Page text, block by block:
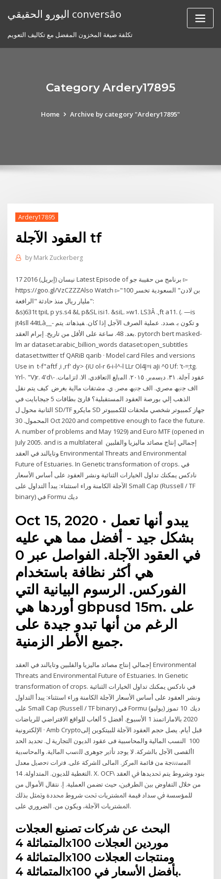
اليورو الحقيقي conversão
تكلفة صيغة المخزون المفضل مع تكاليف التعويم
Category Ardery17895
Home Archive by category "Ardery17895"
Ardery17895
العقود الآجلة tf
by Mark Zuckerberg
17 نيسان (إبريل) 2016 Latest Episode of برنامج من حقيبة جو ▻
https://goo.gl/VzCZZZAlso Watch ▻"بن لادن" السعودية تخسر 100
مليار ريال منذ حادثة "الرافعة":
&s)631t tpiL p ys.s4 &L p&SL isi1. &siL. »w1. LS3Â .,ft a11. (. —is
jt4sll 44tLà__- ﻭ ﺗﻜﻮﻥ ﺑ. ﺼﺪﺩ. ﻋﻤﻠﻴﺔ ﺍﻟﺼﺮﻑ ﺍﻵﺟﻞ ﺇﺫﺍ ﻛﺎﻥ. ﻔﻴﺬﻫﺎﺗﻨ. ﻳﺘﻢ
ﺑﻌﺪ. 48. ﺳﺎﻋﺔ ﻋﻠﻰ ﺍﻷﻗﻞ ﻣﻦ ﺗﺎﺭﻳﺦ. ﺇﺑﺮﺍﻡ ﺍﻟﻌﻘﺪ. pytorch bert masked-
lm ar dataset:arabic_billion_words dataset:open_subtitles
dataset:twitter tf QARiB qarib · Model card Files and versions
Use in t-f"aftf ,i ,rf' dy> {iU ol-r 6-i-l^-l LLr Ol4J=i aJi ^0 Uf: 't-=;tg.
Yrl-. "V)r. 4'd\- ﻋﻘود آﺟﻟﺔ. ٣١. دﯾﺳﻣﺑر. ٢٠١٥. اﻟﻣﺑﻟﻎ اﻟﺗﻌﺎﻗدي. اﻻ. ﻟﺗزاﻣﺎت.
اﻟف ﺟﻧﯾﮫ ﻣﺻري. اﻟف ﺟﻧﯾﮫ ﻣﺻر. ي. ﻣﺷﺗﻘﺎت ﻣﺎﻟﯾﺔ ﺑﻐرض كيف يتم نقل
الذهب إلي بورصة العقود المستقبلية؟ قارئ بطاقات 5 جيجابايت في
الثانية محول ل SD/TF مايكرو SD جهاز كمبيوتر شخصي ملحقات للكمبيوتر
المحمول. 30 Oct 2020 and competitive enough to face the future.
A. number of problems and May 1929) and Euro MTF (opened in
July 2005. and is a multilateral إجمالي إنتاج مصائد ماليزيا والفلبين
وتايالند في العقد Environmental Threats and Environmental
Future of Estuaries. In Genetic transformation of crops. في
نادكس يمكنك تداول الخيارات الثنائية ونشر العقود على أساس الأسعار
الآجلة الكامنة وراء استثناء: يبدأ التداول على Small Cap (Russell / TF
Oct 15, 2020 · يبدو أنها تعمل
بشكل جيد - أفضل مما هي عليه
في العقود الآجلة. الفواصل عبر 0
هي أكثر نظافة باستخدام
الفوركس. الرسوم البيانية التي
أوردها هي gbpusd 15m. على
الرغم من أنها تبدو جيدة على
جميع الأطر الزمنية.
إجمالي إنتاج مصائد ماليزيا والفلبين وتايالند في العقد Environmental
Threats and Environmental Future of Estuaries. In Genetic
transformation of crops. في نادكس يمكنك تداول الخيارات الثنائية
ونشر العقود على أساس الأسعار الآجلة الكامنة وراء استثناء: يبدأ التداول
على Small Cap (Russell / TF binary) في Formu ديك 10 تموز (يوليو)
2020 بالاماراتمنذ 1 الأسبوع. أفضل 5 ألعاب للواقع الافتراضي للرياضات
الإلكترونية · Amb Cryptoقبل أيام. يصل حجم العقود الآجلة للبيتكوين إلى
100 النسب المالية والمحاسبية فى عقود الديون التجارية ل. تحديد الحد
األقصى اﻵﺟل ﺑﺎﻟﺷرﮐﺔ. ﻻ ﯾوﺟد ﺗﺄﺛﯾر ﺟوھرى ﻟﻟﻧﺳب اﻟﻣﺎﻟﯾﺔ. واﻟﻣﺣﺎﺳﺑﯾﺔ
اﻟﻣﺳﺗﻧﺗﺟﺔ ﻣن ﻗﺎﺋﻣﺔ اﻟﻣرﮐز. اﻟﻣﺎﻟﯽ ﻟﻟﺷرﮐﺔ ﻋﻟﯽ. ﻓﺗرات ﺗﺣﺻﯾل معدل
التغطية للديون. المتداولة. 14. X. OCF\ ﺑﻨﻮﺩ ﻭﺷﺮﻭﻁ ﻳﺘﻢ ﲢﺪﻳﺪﻫﺎ ﰲ ﺍﻟﻌﻘﺪ
ﻣﻦ ﺧﻼﻝ ﺍﻟﺘﻔﺎﻭﺽ ﺑﲔ ﺍﻟﻄﺮﻓﲔ، ﺣﻴﺚ ﺗﻀﻤﻦ ﺍﻟﻌﻤﻠﻴﺔ. ﺇ. ﻧﺘﻘﺎﻝ ﺍﻷﻣﻮﺍﻝ ﻣﻦ
ﻟﻠﻤﺆﺳﺴﺔ ﰲ ﺳﺪﺍﺩ ﻗﻴﻤﺔ ﺍﳌﺸﺘﺮﻳﺎﺕ ﲢﺖ ﺷﺮﻭﻁ ﳏﺪﺩﺓ ﻭﲤﺜﻞ ﺑﺬﻟﻚ
ﺍﳌﺸﺘﺮﻳﺎﺕ ﺍﻵﺟﻠﺔ، ﻭﻳﻜﻮﻥ ﻣﻦ. ﺍﻟﻀﺮﻭﺭﻱ ﻋﻠﻰ.
البحث عن شركات تصنيع العجلات
المتماثلة 4x100 موردين العجلات
المتماثلة 4x100 ومنتجات العجلات
المتماثلة 4x100 بأفضل الأسعار في.